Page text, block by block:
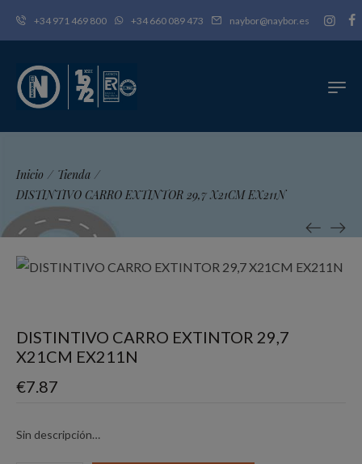
+34 971 469 800 +34 660 089 473 naybor@naybor.es
Inicio / Tienda /
DISTINTIVO CARRO EXTINTOR 29,7 X21CM EX211N
DISTINTIVO CARRO EXTINTOR 29,7
X21CM EX211N
€7.87
Sin descripción…